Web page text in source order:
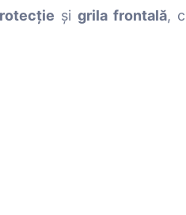
și grila frontală,